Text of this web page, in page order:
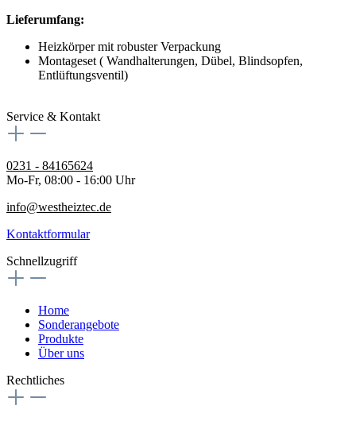
Lieferumfang:
Heizkörper mit robuster Verpackung
Montageset ( Wandhalterungen, Dübel, Blindsopfen,
Entlüftungsventil)
Service & Kontakt
0231 - 84165624
Mo-Fr, 08:00 - 16:00 Uhr
info@westheiztec.de
Kontaktformular
Schnellzugriff
Home
Sonderangebote
Produkte
Über uns
Rechtliches